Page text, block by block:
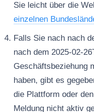
Sie leicht über die
einzelnen
Falls Sie nach nach
nach dem 2025-02-
Geschäftsbeziehung
haben, gibt es
die Plattform oder
Meldung nicht aktiv